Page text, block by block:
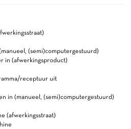
(semi)computergestuurd)
in (afwerkingsproduct)
receptuur uit
in (manueel, (semi)computergestuurd)
(afwerkingsstraat)